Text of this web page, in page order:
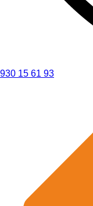
930 15 61 93